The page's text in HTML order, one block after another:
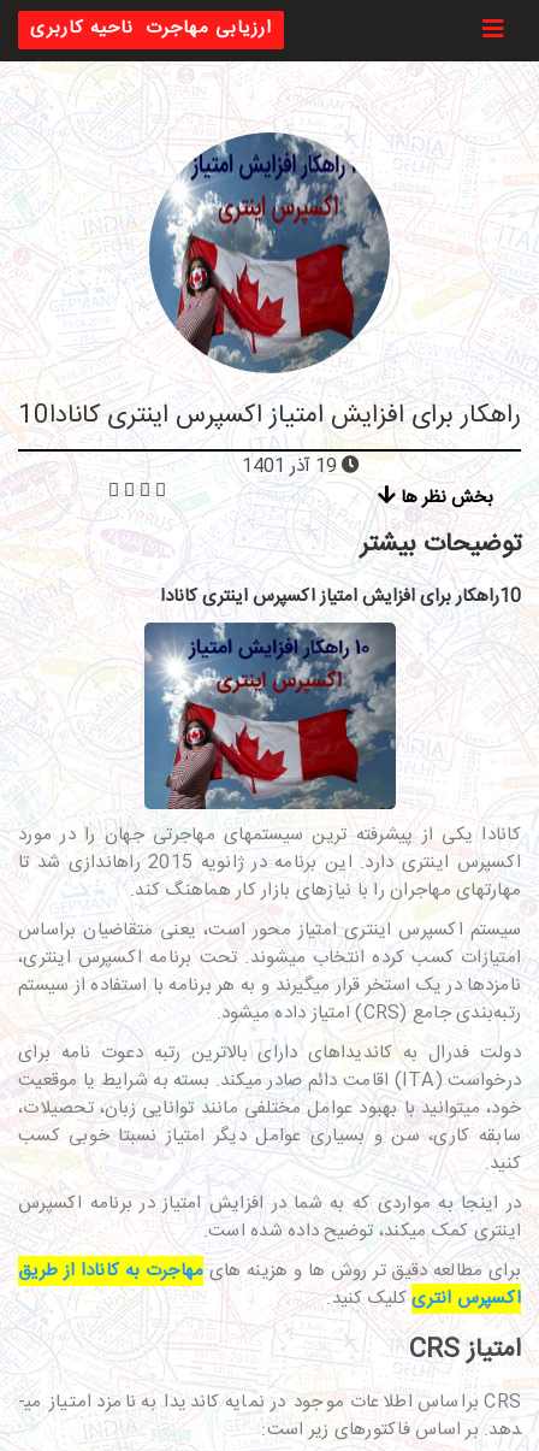
ناحیه کاربری ارزیابی مهاجرت
10راهکار برای افزایش امتیاز اکسپرس اینتری کانادا
بخش نظر ها
توضیحات بیشتر
10راهکار برای افزایش امتیاز اکسپرس اینتری کانادا
کانادا یکی از پیشرفته­ ترین سیستم­های مهاجرتی جهان را در مورد
اکسپرس اینتری دارد. این برنامه در ژانویه 2015 راه­اندازی شد تا
مهارت­های مهاجران را با نیازهای بازار کار هماهنگ کند.
سیستم اکسپرس اینتری امتیاز محور است، یعنی متقاضیان براساس
امتیازات کسب کرده انتخاب می­شوند. تحت برنامه اکسپرس اینتری،
نامزدها در یک استخر قرار می­گیرند و به هر برنامه با استفاده از سیستم
رتبه‌بندی جامع (CRS) امتیاز داده می­شود.
دولت فدرال به کاندیداهای دارای بالاترین رتبه دعوت نامه برای
درخواست (ITA) اقامت دائم صادر می­کند. بسته به شرایط یا موقعیت
خود، می­توانید با بهبود عوامل مختلفی مانند توانایی زبان، تحصیلات،
سابقه کاری، سن و بسیاری عوامل دیگر امتیاز نسبتا خوبی کسب
کنید.
در اینجا به مواردی که به شما در افزایش امتیاز در برنامه اکسپرس
اینتری کمک می­کند، توضیح داده شده است.
برای مطالعه دقیق تر روش ها و هزینه های مهاجرت به کانادا از طریق
اکسپرس انتریکلیک کنید.
امتیاز CRS
CRS براساس اطلاعات موجود در نمایه کاندیدا به نامزد امتیاز می­
دهد. بر اساس فاکتورهای زیر است: